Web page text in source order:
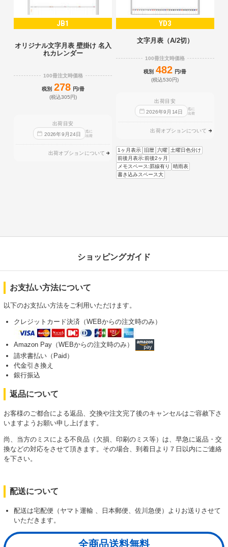
JB1
オリジナル文字月表 壁掛け 名入
れカレンダー
100冊注文時価格
税別 278 円/冊
(税込305円)
出荷目安
2026年9 月24日
迄に
出荷
出荷オプションについて
YD3
文字月表（A/2切）
100冊注文時価格
税別 482 円/冊
(税込530円)
出荷目安
2026年9 月 14日
迄に
出荷
出荷オプションについて
1ヶ月表示 旧暦 六曜
土曜日色分け
前後月表示:前後2ヶ月
メモスペース:罫線有り
晴雨表
書き込みスペース大
ショッピングガイド
お支払い方法について
以下のお支払い方法をご利用いただけます。
クレジットカード決済（WEBからの注文時のみ）
Amazon Pay（WEBからの注文時のみ）
請求書払い（Paid）
代金引き換え
銀行振込
返品について
お客様のご都合による返品、交換や注文完了後のキャンセルはご容赦下さ
いますようお願い申し上げます。
尚、当方のミスによる不良品（欠損、印刷のミス等）は、早急に返品・交
換などの対応をさせて頂きます。その場合、到着日より７日以内にご連絡
を下さい。
配送について
配送は宅配便（ヤマト運輸 、日本郵便、佐川急便）よりお送りさせて
いただきます。
全商品送料無料